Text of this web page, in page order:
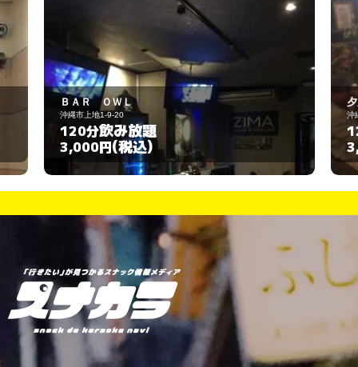
夕凪
沖縄市上地
120分飲み放題
3,000円(税込)